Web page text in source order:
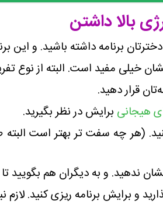
بالا داشتن
برنامه داشته باشید. و این
خیلی مفید است. البته از نوع
قرار دهید.
هیجانی برایش در نظر بگیرید.
(هر چه سفت تر بهتر است
ندهید. و به دیگران هم
و برایش برنامه ریزی کنید.